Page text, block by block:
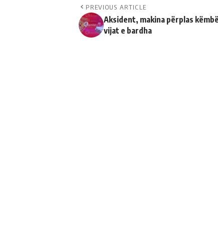
PREVIOUS ARTICLE
Aksident, makina përplas
vijat e bardha